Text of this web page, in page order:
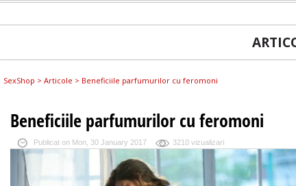
SexShop > Articole > Beneficiile parfumurilor cu feromoni
Beneficiile parfumurilor cu feromoni
Publicat on Mon, 30 January 2017 3210 vizualizari